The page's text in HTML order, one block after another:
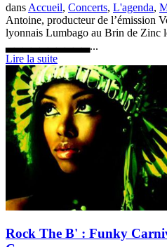
dans Accueil, Concerts, L'agenda,
Antoine, producteur de l’émission
lyonnais Lumbago au Brin de Zinc
▃▃▃▃▃▃▃▃▃▃...
Lire la suite
Rock The B' : Funky